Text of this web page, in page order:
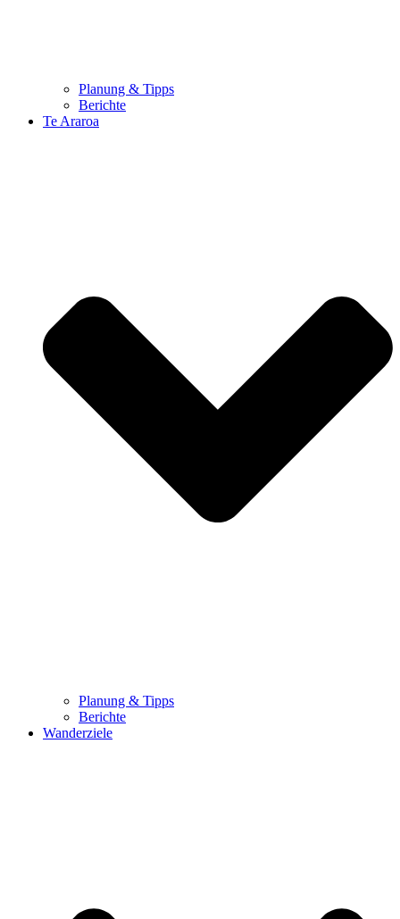
Planung & Tipps
Berichte
Te Araroa
Planung & Tipps
Berichte
Wanderziele